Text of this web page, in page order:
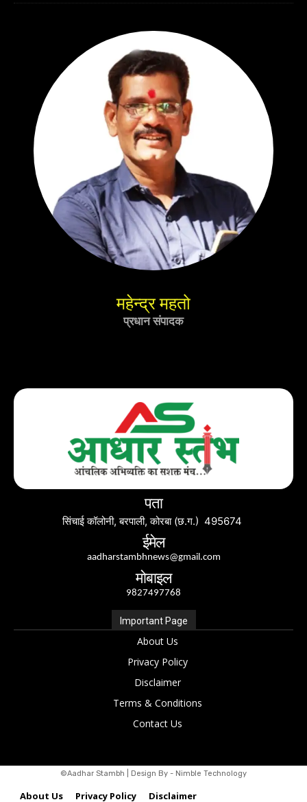
महेन्द्र महतो
प्रधान संपादक
पता
सिंचाई कॉलोनी, बरपाली, कोरबा (छ.ग.) 495674
ईमेल
aadharstambhnews@gmail.com
मोबाइल
9827497768
Important Page
About Us
Privacy Policy
Disclaimer
Terms & Conditions
Contact Us
©Aadhar Stambh | Design By - Nimble Technology
About Us Privacy Policy Disclaimer